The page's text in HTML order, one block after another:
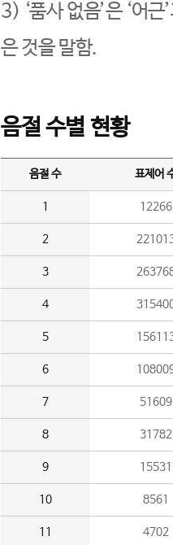
3) ‘품사 없음’은 ‘어
은 것을 말함.
음절 수별 현황
음절 수 표제어
1 12266
2
3
4
5
6
7 51609
8 31782
9 15531
10 8561
11 4702